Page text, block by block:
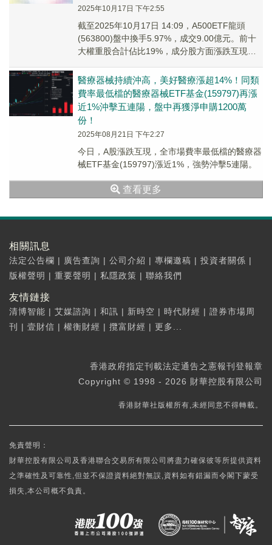
2025年10月17日 下午2:55
截至2025年10月17日 14:09，A500ETF龍頭
(563800)盤中換手5.97%，成交9.00億元。前十
大權重股合計佔比19%，成分股方面漲跌互現，
醫療器械持續沖高，美好醫療漲超14%！同類
費率最低檔的醫療器械ETF基金(159797)再漲
近1%沖擊五連陽，盤中再獲淨申購1200萬
份！
2025年08月21日 下午2:27
今日，A股漲跌互現，全市場費率最低檔的醫療器
械ETF基金(159797)漲近1%，強勢沖擊5連陽。
查看更多
相關訊息
法定公告欄 | 廣告查詢 | 公司介紹 | 專欄邀稿 | 投資者關係 |
版權聲明 | 重要聲明 | 私隱政策 | 聯絡我們
友情鏈接
清博智能 | 艾媒諮詢 | 和訊 | 新時空 | 時代財經 | 證券市場周
刊
| 壹財信 | 權衡財經 | 攬富財經 | 更多...
香港政府指定刊載法定通告之憲報刊登報章
Copyright © 1998 - 2026 財華控股有限公司
香港財華社版權所有,未經同意不得轉載。
免責聲明：
財華控股有限公司及香港聯合交易所有限公司將盡力確保彼等所提供資料
之準確性及可靠性,但並不保證資料絕對無誤,資料如有錯漏而令閣下蒙受
損失,本公司概不負責。